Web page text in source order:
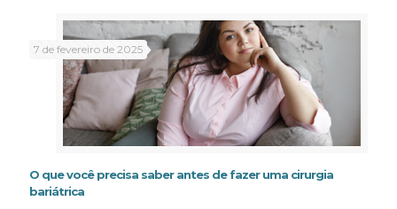
7 de fevereiro de 2025
O que você precisa saber antes de fazer uma cirurgia
bariátrica